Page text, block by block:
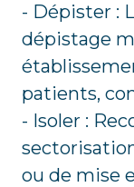
- Dépister :
dépistage
patients,
- Isoler :
ou de mise